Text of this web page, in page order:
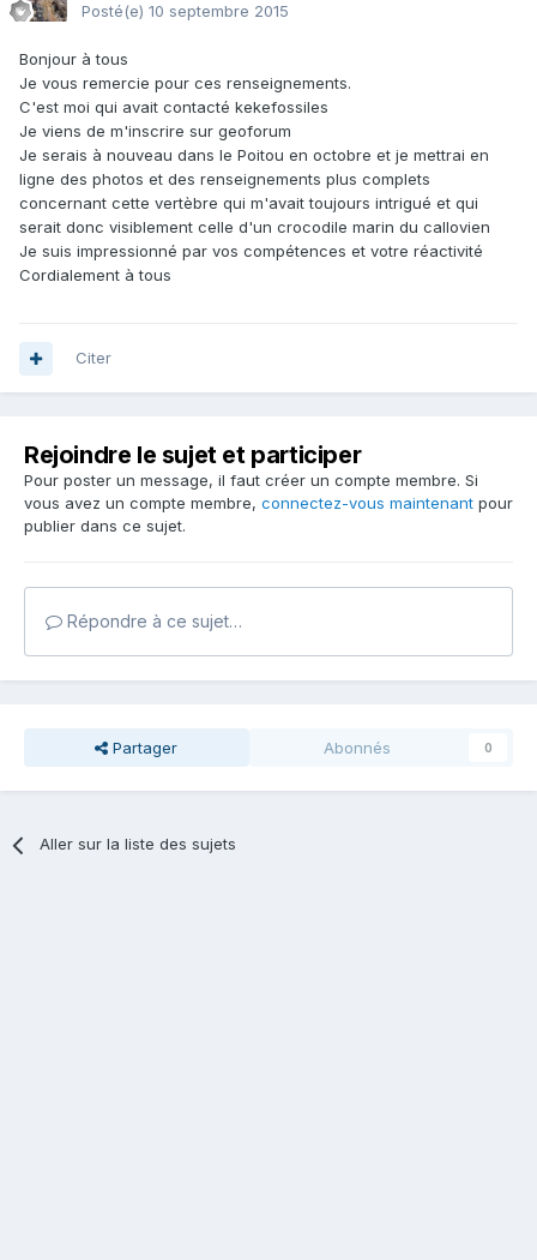
Posté(e) 10 septembre 2015
Bonjour à tous
Je vous remercie pour ces renseignements.
C'est moi qui avait contacté kekefossiles
Je viens de m'inscrire sur geoforum
Je serais à nouveau dans le Poitou en octobre et je mettrai en
ligne des photos et des renseignements plus complets
concernant cette vertèbre qui m'avait toujours intrigué et qui
serait donc visiblement celle d'un crocodile marin du callovien
Je suis impressionné par vos compétences et votre réactivité
Cordialement à tous
Citer
Rejoindre le sujet et participer
Pour poster un message, il faut créer un compte membre. Si
vous avez un compte membre, connectez-vous maintenant pour
publier dans ce sujet.
Répondre à ce sujet…
Partager Abonnés 0
Aller sur la liste des sujets